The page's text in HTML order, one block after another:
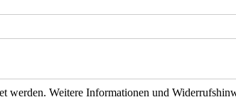
werden. Weitere Informationen und